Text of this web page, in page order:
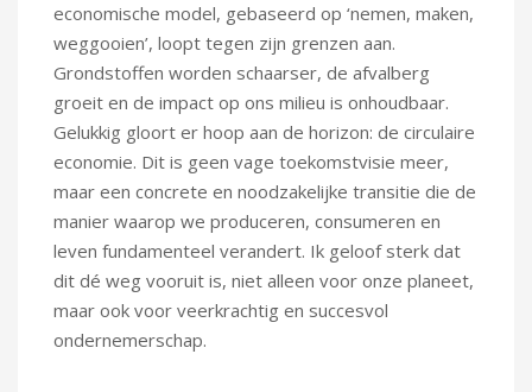
economische model, gebaseerd op ‘nemen, maken,
weggooien’, loopt tegen zijn grenzen aan.
Grondstoffen worden schaarser, de afvalberg
groeit en de impact op ons milieu is onhoudbaar.
Gelukkig gloort er hoop aan de horizon: de circulaire
economie. Dit is geen vage toekomstvisie meer,
maar een concrete en noodzakelijke transitie die de
manier waarop we produceren, consumeren en
leven fundamenteel verandert. Ik geloof sterk dat
dit dé weg vooruit is, niet alleen voor onze planeet,
maar ook voor veerkrachtig en succesvol
ondernemerschap.